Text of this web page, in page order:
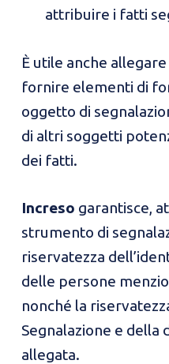
attribuire i fatti
È utile anche
fornire elementi di
oggetto di
di altri soggetti
dei fatti.
Increso garantisce,
strumento di
riservatezza
delle persone
nonché la
Segnalazione e della
allegata.